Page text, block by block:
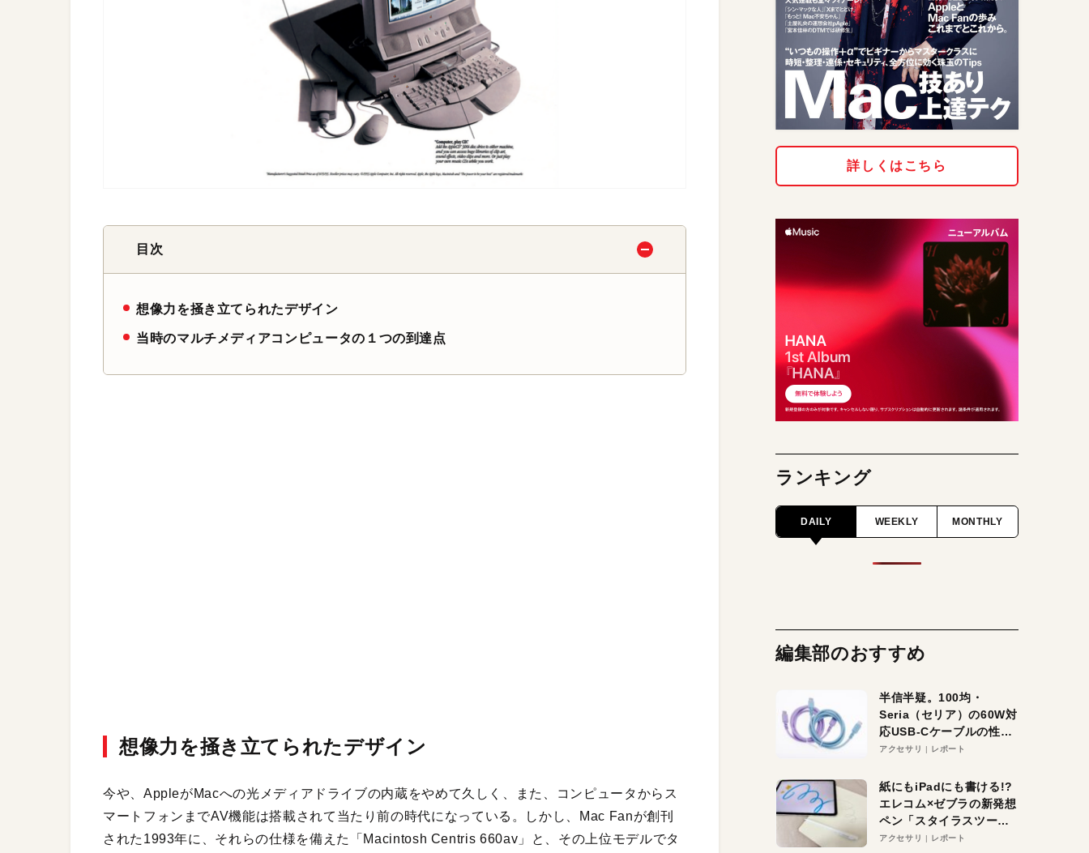
目次
想像力を掻き立てられたデザイン
当時のマルチメディアコンピュータの１つの到達点
想像力を掻き立てられたデザイン
今や、AppleがMacへの光メディアドライブの内蔵をやめて久しく、また、コンピュータからス
マートフォンまでAV機能は搭載されて当たり前の時代になっている。しかし、Mac Fanが創刊
された1993年に、それらの仕様を備えた「Macintosh Centris 660av」と、その上位モデルでタ
詳しくはこちら
ランキング
DAILY WEEKLY MONTHLY
編集部のおすすめ
半信半疑。100均・
Seria（セリア）の60W対
応USB-Cケーブルの性能
を検証。超コスパの1本を
アクセサリ レポート
紙にもiPadにも書ける!?
エレコム×ゼブラの新発想
ペン「スタイラスツーウ
ェイ」レビュー。持ち替
アクセサリ レポート